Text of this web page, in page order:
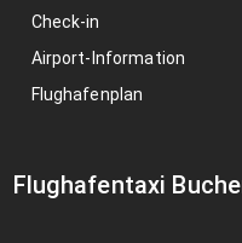
Check-in
Airport-Information
Flughafenplan
Flughafentaxi